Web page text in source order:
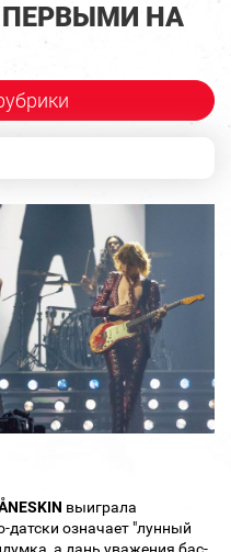
ПЕРВЫМИ НА
выиграла
датски означает "лунный
а дань уважения бас-